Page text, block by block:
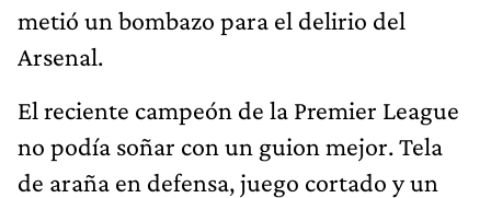
metió un bombazo para el delirio del
Arsenal.
El reciente campeón de la Premier League
no podía soñar con un guion mejor. Tela
de araña en defensa, juego cortado y un